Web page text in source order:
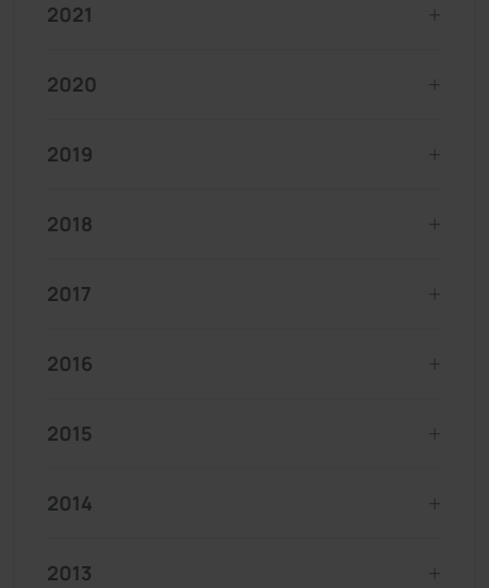
2021
2020
2019
2018
2017
2016
2015
2014
2013